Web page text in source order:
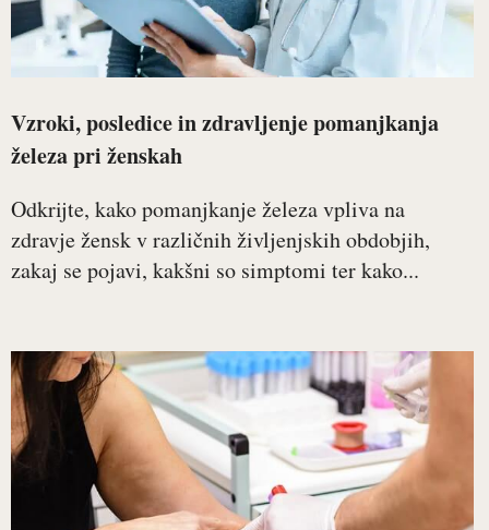
Vzroki, posledice in zdravljenje pomanjkanja
železa pri ženskah
Odkrijte, kako pomanjkanje železa vpliva na
zdravje žensk v različnih življenjskih obdobjih,
zakaj se pojavi, kakšni so simptomi ter kako...